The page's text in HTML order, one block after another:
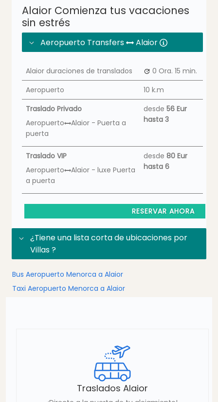
Alaior Comienza tus vacaciones
sin estrés
Aeropuerto Transfers Alaior
Alaior duraciones de translados 0 Ora. 15 min.
Aeropuerto
10 k.m
Traslado Privado
Aeropuerto
Alaior - Puerta a
puerta
desde 56 Eur
hasta 3
Traslado VIP
Aeropuerto
Alaior - luxe Puerta
a puerta
desde 80 Eur
hasta 6
RESERVAR AHORA
¿Tiene una lista corta de ubicaciones por
Villas ?
Bus Aeropuerto Menorca a Alaior
Taxi Aeropuerto Menorca a Alaior
Traslados Alaior